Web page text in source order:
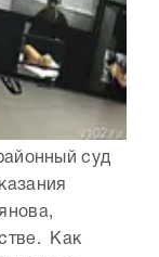
суд
Как